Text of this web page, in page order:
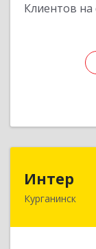
Клиентов
Интер
Курганинск
352430,